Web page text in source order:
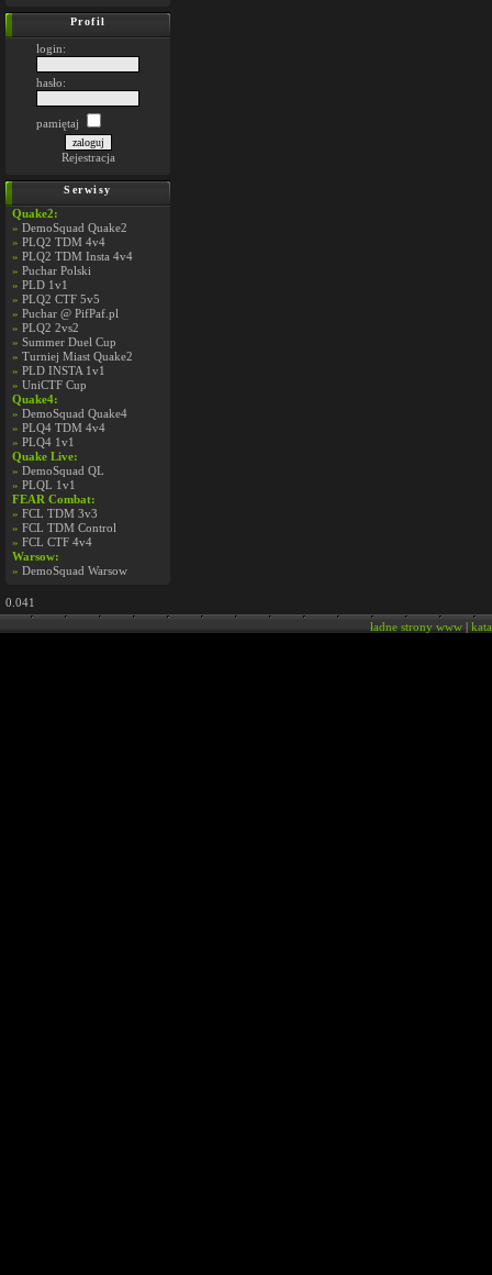
Profil
login:
hasło:
pamiętaj
Rejestracja
Serwisy
Quake2:
» DemoSquad Quake2
» PLQ2 TDM 4v4
» PLQ2 TDM Insta 4v4
» Puchar Polski
» PLD 1v1
» PLQ2 CTF 5v5
» Puchar @ PifPaf.pl
» PLQ2 2vs2
» Summer Duel Cup
» Turniej Miast Quake2
» PLD INSTA 1v1
» UniCTF Cup
Quake4:
» DemoSquad Quake4
» PLQ4 TDM 4v4
» PLQ4 1v1
Quake Live:
» DemoSquad QL
» PLQL 1v1
FEAR Combat:
» FCL TDM 3v3
» FCL TDM Control
» FCL CTF 4v4
Warsow:
» DemoSquad Warsow
0.041
ładne strony www|